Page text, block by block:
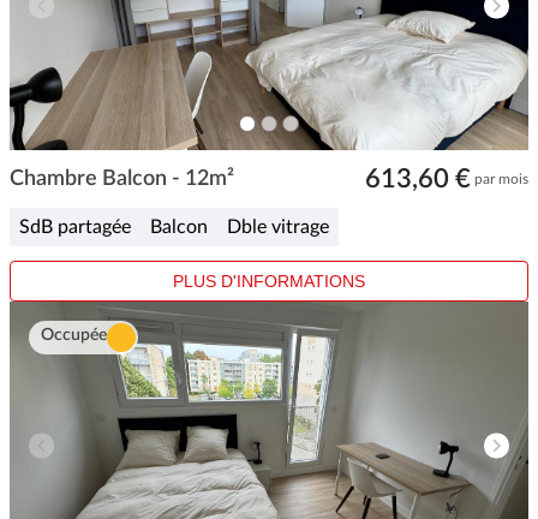
ITEMITEMITEM
1
Chambre Balcon - 12m² 613,60 € par mois
SdB partagée Balcon Dble vitrage
PLUS D'INFORMATIONS
Occupée